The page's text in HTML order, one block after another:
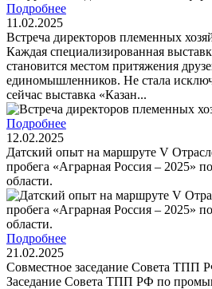
Подробнее
11.02.2025
Встреча директоров племенных
Каждая специализированная
становится местом притяжения
единомышленников. Не стала
сейчас выставка «Казан...
Подробнее
12.02.2025
Датский опыт на маршруте V
пробега «Аграрная Россия – 2025»
области.
Подробнее
21.02.2025
Cовместное заседание Совета ТПП
Заседание Совета ТПП РФ по